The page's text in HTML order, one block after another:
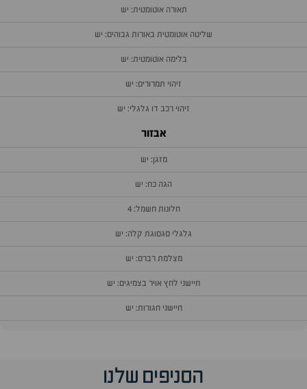
תאורה אוטומטית: יש
שליטה אוטומטית באורות גבוהים: יש
בלימה אוטומטית: יש
זיהוי תמרורים: יש
זיהוי רכב דו גלגלי: יש
אבזור
מזגן: יש
הגה כח: יש
חלונות חשמל: 4
גלגלי סגסוגת קלה: יש
מצלמת רברס: יש
חיישני לחץ אויר בצמיגים: יש
חיישני חגורות: יש
הסניפים שלנו